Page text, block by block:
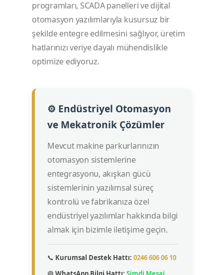
programları, SCADA panelleri ve dijital
otomasyon yazılımlarıyla kusursuz bir
şekilde entegre edilmesini sağlıyor, üretim
hatlarınızı veriye dayalı mühendislikle
optimize ediyoruz.
⚙️ Endüstriyel Otomasyon
ve Mekatronik Çözümler
Mevcut makine parkurlarınızın
otomasyon sistemlerine
entegrasyonu, akışkan gücü
sistemlerinin yazılımsal süreç
kontrolü ve fabrikanıza özel
endüstriyel yazılımlar hakkında bilgi
almak için bizimle iletişime geçin.
📞 Kurumsal Destek Hattı: 0246 606 06 10